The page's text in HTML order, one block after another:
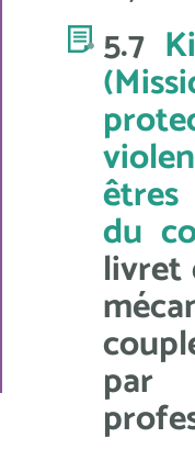
5.7
êtres
du
livret
par